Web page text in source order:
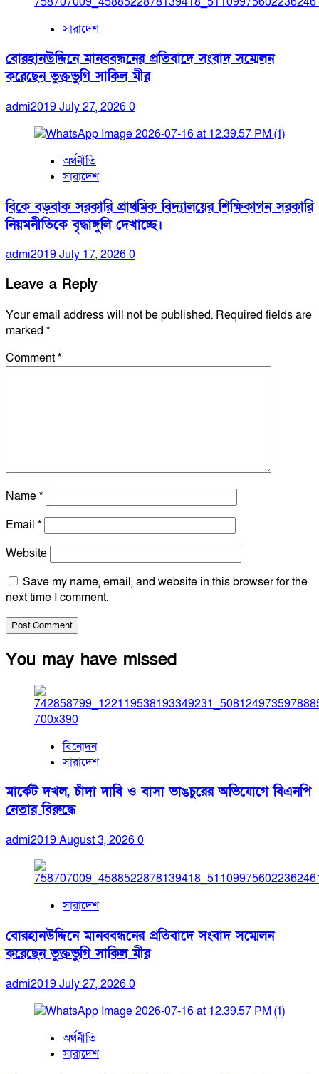
সারাদেশ
বোরহানউদ্দিনে মানববন্ধনের প্রতিবাদে সংবাদ সম্মেলন
করেছেন ভুক্তভুগি সাকিল মীর
admi2019July 27, 20260
অর্থনীতি
সারাদেশ
বিকে বড়বাক সরকারি প্রাথমিক বিদ্যালয়ের শিক্ষিকাগন সরকারি
নিয়মনীতিকে বৃদ্ধাঙ্গুলি দেখাচ্ছে।
admi2019July 17, 20260
Leave a Reply
Your email address will not be published. Required fields are
marked *
Comment*
Name*
Email *
Website
Save my name, email, and website in this browser for the
next time I comment.
You may have missed
বিনোদন
সারাদেশ
মার্কেট দখল, চাঁদা দাবি ও বাসা ভাঙচুরের অভিযোগে বিএনপি
নেতার বিরুদ্ধে
admi2019August 3, 20260
সারাদেশ
বোরহানউদ্দিনে মানববন্ধনের প্রতিবাদে সংবাদ সম্মেলন
করেছেন ভুক্তভুগি সাকিল মীর
admi2019July 27, 20260
অর্থনীতি
সারাদেশ